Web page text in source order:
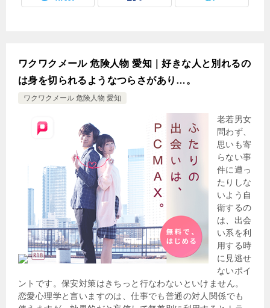
ワクワクメール 危険人物 愛知｜好きな人と別れるの
は身を切られるようなつらさがあり…。
ワクワクメール 危険人物 愛知
老若男女
問わず、
思いも寄
らない事
件に遭っ
たりしな
いよう自
衛するの
は、出会
い系を利
用する時
に見逃せ
ないポイ
ントです。保安対策はきちっと行なわないといけません。
恋愛心理学と言いますのは、仕事でも普通の対人関係でも